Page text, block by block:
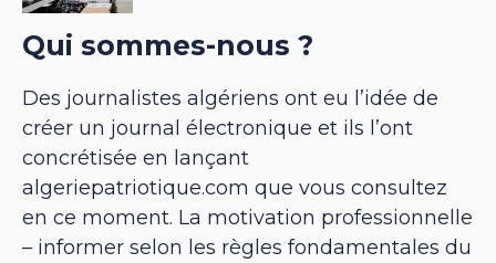
Qui sommes-nous ?
Des journalistes algériens ont eu l’idée de
créer un journal électronique et ils l’ont
concrétisée en lançant
algeriepatriotique.com que vous consultez
en ce moment. La motivation professionnelle
– informer selon les règles fondamentales du